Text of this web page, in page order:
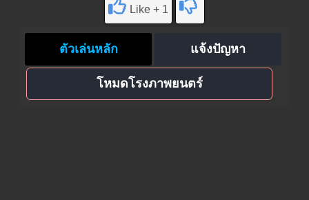
Like + 1
ตัวเล่นหลัก แจ้งปัญหา
โหมดโรงภาพยนตร์